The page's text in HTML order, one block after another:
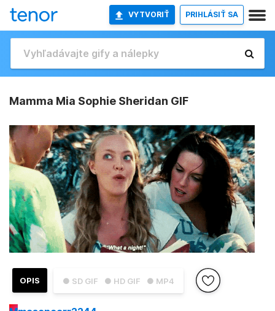
VYTVORIŤ PRIHLÁSIŤ SA
Mamma Mia Sophie Sheridan GIF
● SD GIF ● HD GIF ● MP4
OPIS